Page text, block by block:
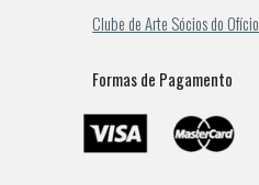
Clube de Arte Sócios do Ofício
Formas de Pagamento